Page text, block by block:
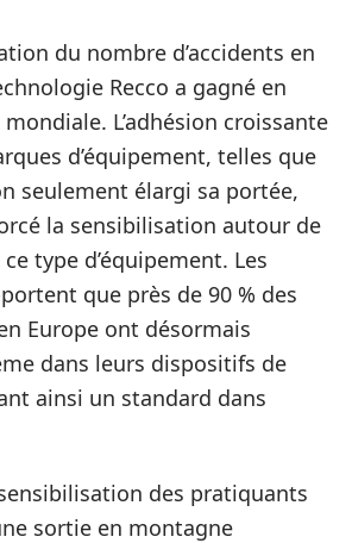
du nombre d’accidents en
Recco a gagné en
L’adhésion croissante
d’équipement, telles que
seulement élargi sa portée,
la sensibilisation autour de
type d’équipement. Les
que près de 90 % des
Europe ont désormais
dans leurs dispositifs de
ainsi un standard dans
des pratiquants
sortie en montagne